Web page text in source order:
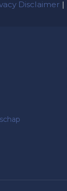
Disclaimer |